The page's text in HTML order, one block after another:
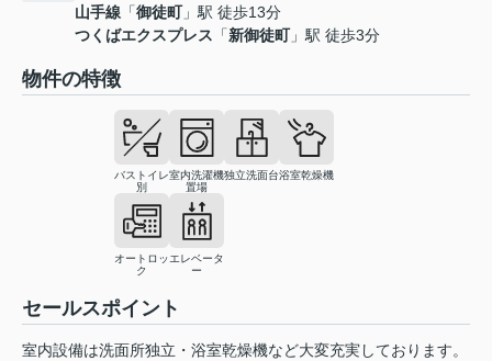
山手線 「御徒町」駅 徒歩13分
つくばエクスプレス 「新御徒町」駅 徒歩3分
物件の特徴
バストイレ
別
室内洗濯機
置場
独立洗面台浴室乾燥機
オートロッ
ク
エレベータ
ー
セールスポイント
室内設備は洗面所独立・浴室乾燥機など大変充実しております。